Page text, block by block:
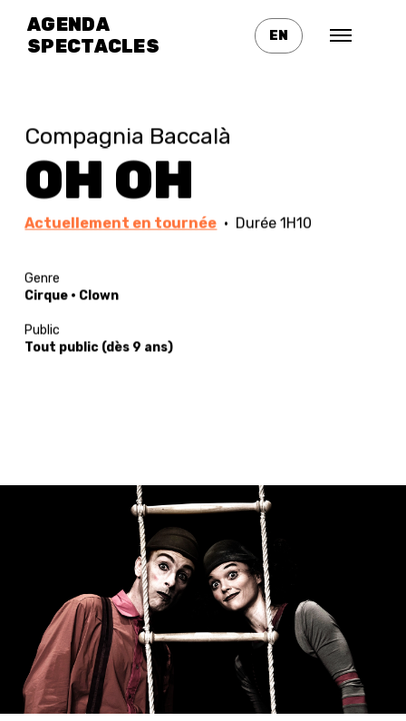
AGENDA
SPECTACLES
EN
Compagnia Baccalà
OH OH
Actuellement en tournée · Durée 1H10
Genre
Cirque · Clown
Public
Tout public (dès 9 ans)